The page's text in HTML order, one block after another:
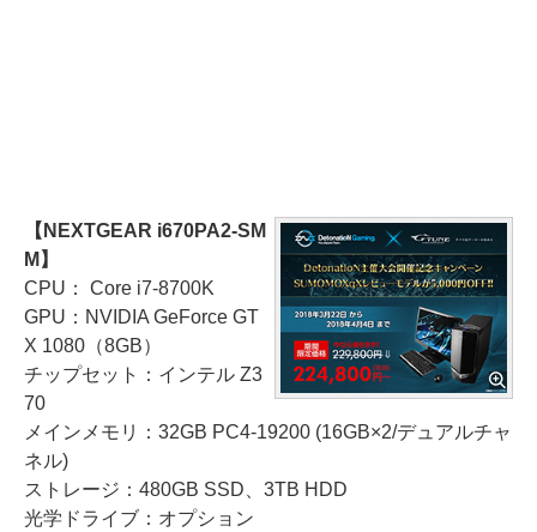
【NEXTGEAR i670PA2-SM
M】
CPU： Core i7-8700K
GPU：NVIDIA GeForce GT
X 1080（8GB）
チップセット：インテル Z3
70
メインメモリ：32GB PC4-19200 (16GB×2/デュアルチャ
ネル)
ストレージ：480GB SSD、3TB HDD
光学ドライブ：オプション